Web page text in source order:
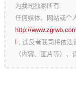
为我司独家所有.
任何媒体、网站或个
http://
, 违反者我司将依法
（内容、图片等），